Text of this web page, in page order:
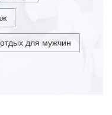
отдых для мужчин